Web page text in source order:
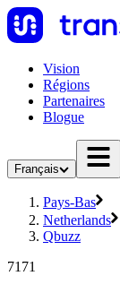
Vision
Régions
Partenaires
Blogue
Français
Pays-Bas
Netherlands
Qbuzz
7171